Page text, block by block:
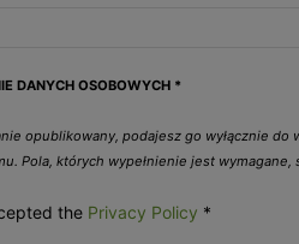
DANYCH OSOBOWYCH *
opublikowany, podajesz go wyłącznie
Pola, których wypełnienie jest
the Privacy Policy *